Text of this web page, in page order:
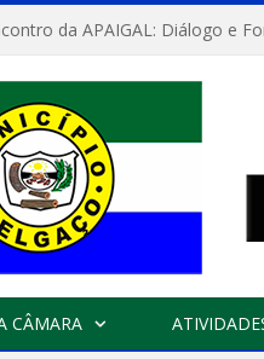
CÂMARA